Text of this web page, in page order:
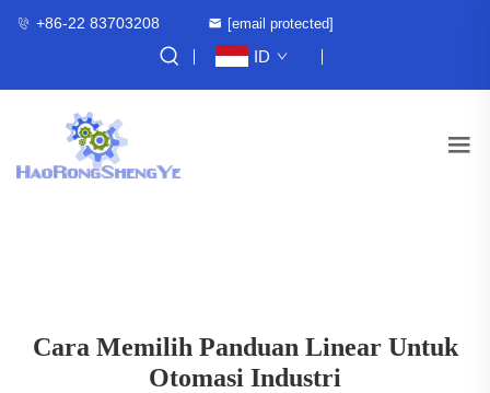
+86-22 83703208 [email protected]
ID
Cara Memilih Panduan Linear Untuk
Otomasi Industri